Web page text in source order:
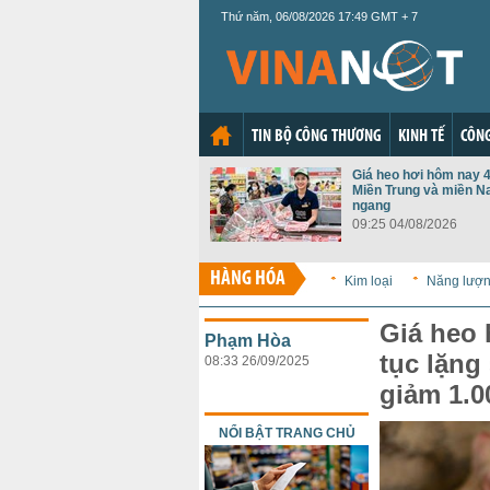
Thứ năm, 06/08/2026 17:49 GMT + 7
TIN BỘ CÔNG THƯƠNG KINH TẾ
Giá heo hơi hôm nay
Miền Trung và miền
ngang
09:25 04/08/2026
HÀNG HÓA Kim loại Năng
Giá heo
tục lặng
giảm
Phạm Hòa
08:33 26/09/2025
NỔI BẬT TRANG CHỦ